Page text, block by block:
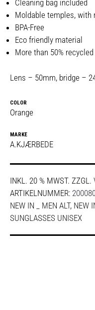
Cleaning bag included
Moldable temples, with
BPA-Free
Eco friendly material
More than 50%
Lens – 50mm, bridge –
COLOR
Orange
MARKE
A.KJÆRBEDE
INKL. 20 % MWST. ZZGL.
ARTIKELNUMMER:
NEW IN _ MEN ALT, NEW
SUNGLASSES UNISEX